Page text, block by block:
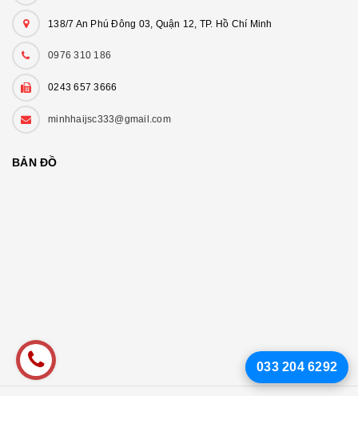
138/7 An Phú Đông 03, Quận 12, TP. Hồ Chí Minh
0976 310 186
0243 657 3666
minhhaijsc333@gmail.com
BẢN ĐỒ
033 204 6292